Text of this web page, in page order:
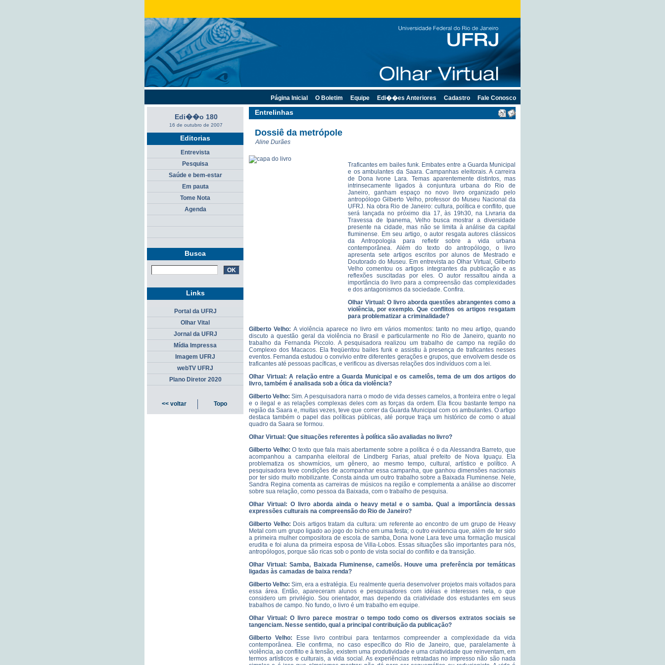
Entrelinhas
Dossiê da metrópole
Aline Durães
Traficantes em bailes funk. Embates entre a Guarda Municipal
e os ambulantes da Saara. Campanhas eleitorais. A carreira
de Dona Ivone Lara. Temas aparentemente distintos, mas
intrinsecamente ligados à conjuntura urbana do Rio de
Janeiro, ganham espaço no novo livro organizado pelo
antropólogo Gilberto Velho, professor do Museu Nacional da
UFRJ. Na obra Rio de Janeiro: cultura, política e conflito, que
será lançada no próximo dia 17, às 19h30, na Livraria da
Travessa de Ipanema, Velho busca mostrar a diversidade
presente na cidade, mas não se limita à análise da capital
fluminense. Em seu artigo, o autor resgata autores clássicos
da Antropologia para refletir sobre a vida urbana
contemporânea. Além do texto do antropólogo, o livro
apresenta sete artigos escritos por alunos de Mestrado e
Doutorado do Museu. Em entrevista ao Olhar Virtual, Gilberto
Velho comentou os artigos integrantes da publicação e as
reflexões suscitadas por eles. O autor ressaltou ainda a
importância do livro para a compreensão das complexidades
e dos antagonismos da sociedade. Confira.
Olhar Virtual: O livro aborda questões abrangentes como a
violência, por exemplo. Que conflitos os artigos resgatam
para problematizar a criminalidade?
Gilberto Velho: A violência aparece no livro em vários momentos: tanto no meu artigo, quando
discuto a questão geral da violência no Brasil e particularmente no Rio de Janeiro, quanto no
trabalho da Fernanda Piccolo. A pesquisadora realizou um trabalho de campo na região do
Complexo dos Macacos. Ela freqüentou bailes funk e assistiu à presença de traficantes nesses
eventos. Fernanda estudou o convívio entre diferentes gerações e grupos, que envolvem desde os
traficantes até pessoas pacíficas, e verificou as diversas relações dos indivíduos com a lei.
Olhar Virtual: A relação entre a Guarda Municipal e os camelôs, tema de um dos artigos do
livro, também é analisada sob a ótica da violência?
Gilberto Velho: Sim. A pesquisadora narra o modo de vida desses camelos, a fronteira entre o legal
e o ilegal e as relações complexas deles com as forças da ordem. Ela ficou bastante tempo na
região da Saara e, muitas vezes, teve que correr da Guarda Municipal com os ambulantes. O artigo
destaca também o papel das políticas públicas, até porque traça um histórico de como o atual
quadro da Saara se formou.
Olhar Virtual: Que situações referentes à política são avaliadas no livro?
Gilberto Velho:O texto que fala mais abertamente sobre a política é o da Alessandra Barreto, que
acompanhou a campanha eleitoral de Lindberg Farias, atual prefeito de Nova Iguaçu. Ela
problematiza os showmícios, um gênero, ao mesmo tempo, cultural, artístico e político. A
pesquisadora teve condições de acompanhar essa campanha, que ganhou dimensões nacionais
por ter sido muito mobilizante. Consta ainda um outro trabalho sobre a Baixada Fluminense. Nele,
Sandra Regina comenta as carreiras de músicos na região e complementa a análise ao discorrer
sobre sua relação, como pessoa da Baixada, com o trabalho de pesquisa.
Olhar Virtual: O livro aborda ainda o heavy metal e o samba. Qual a importância dessas
expressões culturais na compreensão do Rio de Janeiro?
Gilberto Velho: Dois artigos tratam da cultura: um referente ao encontro de um grupo de Heavy
Metal com um grupo ligado ao jogo do bicho em uma festa; o outro evidencia que, além de ter sido
a primeira mulher compositora de escola de samba, Dona Ivone Lara teve uma formação musical
erudita e foi aluna da primeira esposa de Villa-Lobos. Essas situações são importantes para nós,
antropólogos, porque são ricas sob o ponto de vista social do conflito e da transição.
Olhar Virtual: Samba, Baixada Fluminense, camelôs. Houve uma preferência por temáticas
ligadas às camadas de baixa renda?
Gilberto Velho:Sim, era a estratégia. Eu realmente queria desenvolver projetos mais voltados para
essa área. Então, apareceram alunos e pesquisadores com idéias e interesses nela, o que
considero um privilégio. Sou orientador, mas dependo da criatividade dos estudantes em seus
trabalhos de campo. No fundo, o livro é um trabalho em equipe.
Olhar Virtual: O livro parece mostrar o tempo todo como os diversos extratos sociais se
tangenciam. Nesse sentido, qual a principal contribuição da publicação?
Gilberto Velho: Esse livro contribui para tentarmos compreender a complexidade da vida
contemporânea. Ele confirma, no caso específico do Rio de Janeiro, que, paralelamente à
violência, ao conflito e à tensão, existem uma produtividade e uma criatividade que reinventam, em
termos artísticos e culturais, a vida social. As experiências retratadas no impresso não são nada
Edi��o 180
16 de outubro de 2007
Editorias
Entrevista
Pesquisa
Saúde e bem-estar
Em pauta
Tome Nota
Agenda
Busca
Página Inicial O Boletim Equipe Edi��es Anteriores Cadastro Fale Conosco
Links
Portal da UFRJ
Olhar Vital
Jornal da UFRJ
Mídia Impressa
Imagem UFRJ
webTV UFRJ
Plano Diretor 2020
<< voltar Topo